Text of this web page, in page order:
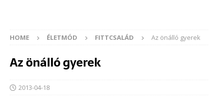
HOME ÉLETMÓD FITTCSALÁD Az önálló gyerek
Az önálló gyerek
2013-04-18